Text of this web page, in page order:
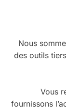
Nous
des outils
Vous
fournissons